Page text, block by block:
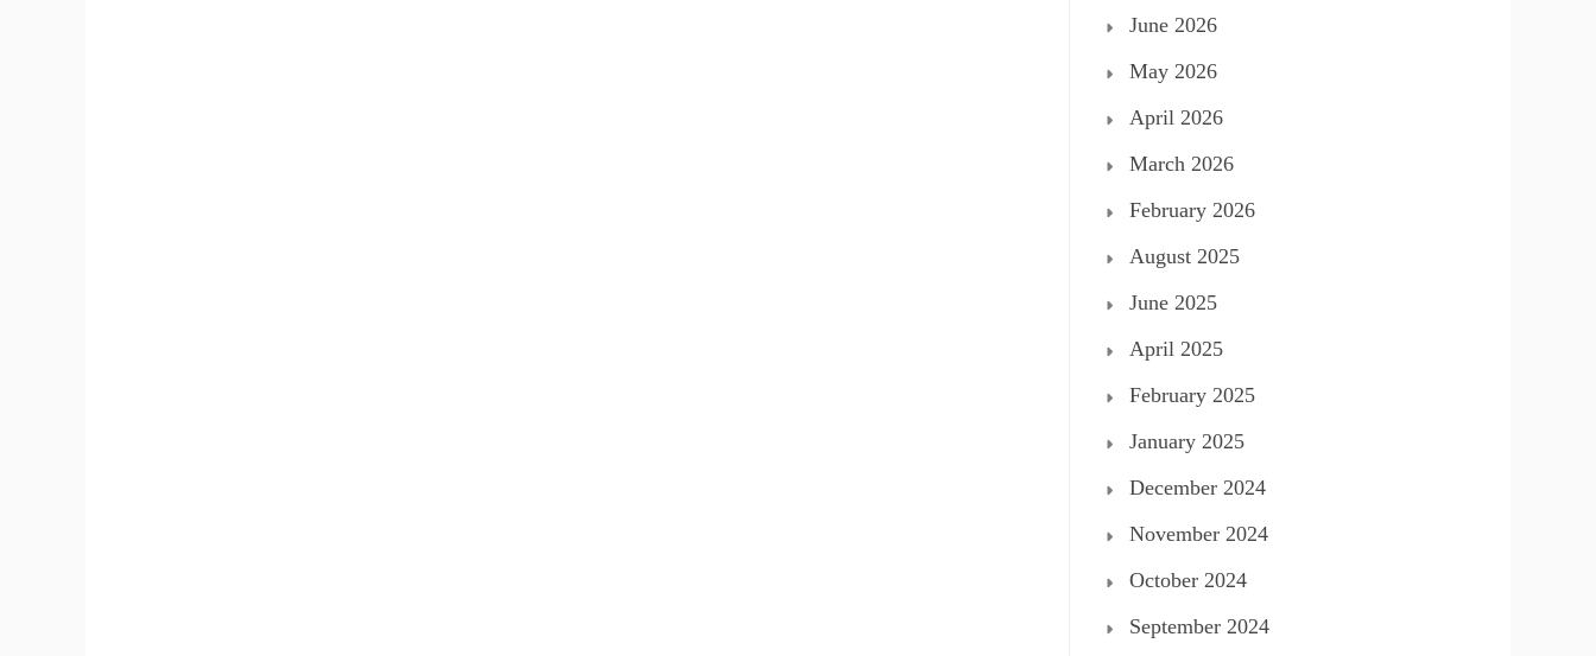
June 2026
May 2026
April 2026
March 2026
February 2026
August 2025
June 2025
April 2025
February 2025
January 2025
December 2024
November 2024
October 2024
September 2024